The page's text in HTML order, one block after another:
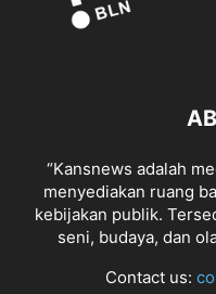
“Kansnews adalah
menyediakan ruang
kebijakan publik.
seni, budaya, dan
Contact us: